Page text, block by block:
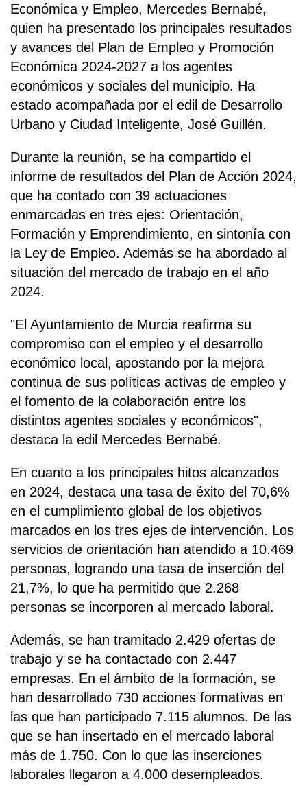
Económica y Empleo, Mercedes Bernabé,
quien ha presentado los principales resultados
y avances del Plan de Empleo y Promoción
Económica 2024-2027 a los agentes
económicos y sociales del municipio. Ha
estado acompañada por el edil de Desarrollo
Urbano y Ciudad Inteligente, José Guillén.
Durante la reunión, se ha compartido el
informe de resultados del Plan de Acción 2024,
que ha contado con 39 actuaciones
enmarcadas en tres ejes: Orientación,
Formación y Emprendimiento, en sintonía con
la Ley de Empleo. Además se ha abordado al
situación del mercado de trabajo en el año
2024.
"El Ayuntamiento de Murcia reafirma su
compromiso con el empleo y el desarrollo
económico local, apostando por la mejora
continua de sus políticas activas de empleo y
el fomento de la colaboración entre los
distintos agentes sociales y económicos",
destaca la edil Mercedes Bernabé.
En cuanto a los principales hitos alcanzados
en 2024, destaca una tasa de éxito del 70,6%
en el cumplimiento global de los objetivos
marcados en los tres ejes de intervención. Los
servicios de orientación han atendido a 10.469
personas, logrando una tasa de inserción del
21,7%, lo que ha permitido que 2.268
personas se incorporen al mercado laboral.
Además, se han tramitado 2.429 ofertas de
trabajo y se ha contactado con 2.447
empresas. En el ámbito de la formación, se
han desarrollado 730 acciones formativas en
las que han participado 7.115 alumnos. De las
que se han insertado en el mercado laboral
más de 1.750. Con lo que las inserciones
laborales llegaron a 4.000 desempleados.